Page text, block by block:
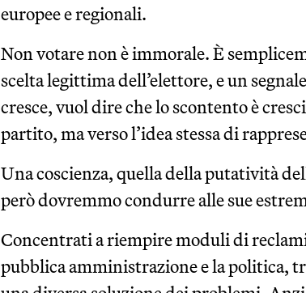
europee e regionali.
Non votare non è immorale. È
scelta legittima dell’elettore, e un
cresce, vuol dire che lo scontento è
partito, ma verso l’idea stessa di
Una coscienza, quella della putatività
però dovremmo condurre alle sue
Concentrati a riempire moduli di
pubblica amministrazione e la politica,